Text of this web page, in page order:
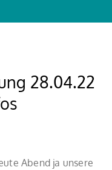
28.04.22
Abend ja unsere